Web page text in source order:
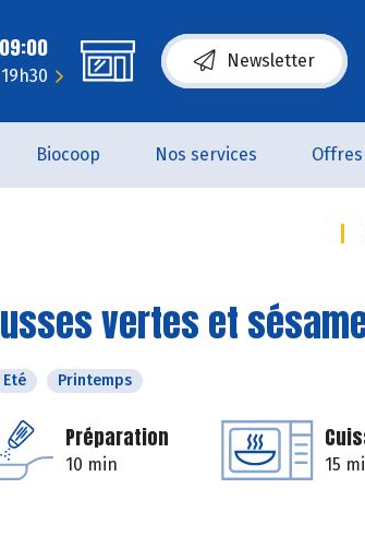
Newsletter
(s’ouvre dans une
Biocoop Nos services
vertes et
Eté Printemps
Préparation
10 min 15